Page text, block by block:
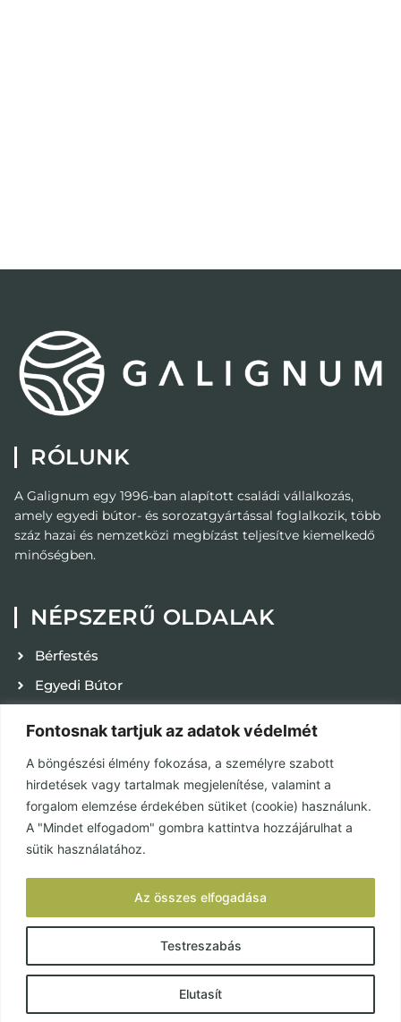
Fontosnak tartjuk az adatok védelmét
A böngészési élmény fokozása, a személyre szabott
hirdetések vagy tartalmak megjelenítése, valamint a
forgalom elemzése érdekében sütiket (cookie) használunk.
A "Mindet elfogadom" gombra kattintva hozzájárulhat a
sütik használatához.
Testreszabás
Elutasít
Az összes elfogadása
RÓLUNK
A Galignum egy 1996-ban alapított családi vállalkozás,
amely egyedi bútor- és sorozatgyártással foglalkozik, több
száz hazai és nemzetközi megbízást teljesítve kiemelkedő
minőségben.
NÉPSZERŰ OLDALAK
Bérfestés
Egyedi Bútor
Adatvédelmi tájékoztató
ÁSZF
Használat és karbantartás
KÖZÖSSÉGEK
Facebook